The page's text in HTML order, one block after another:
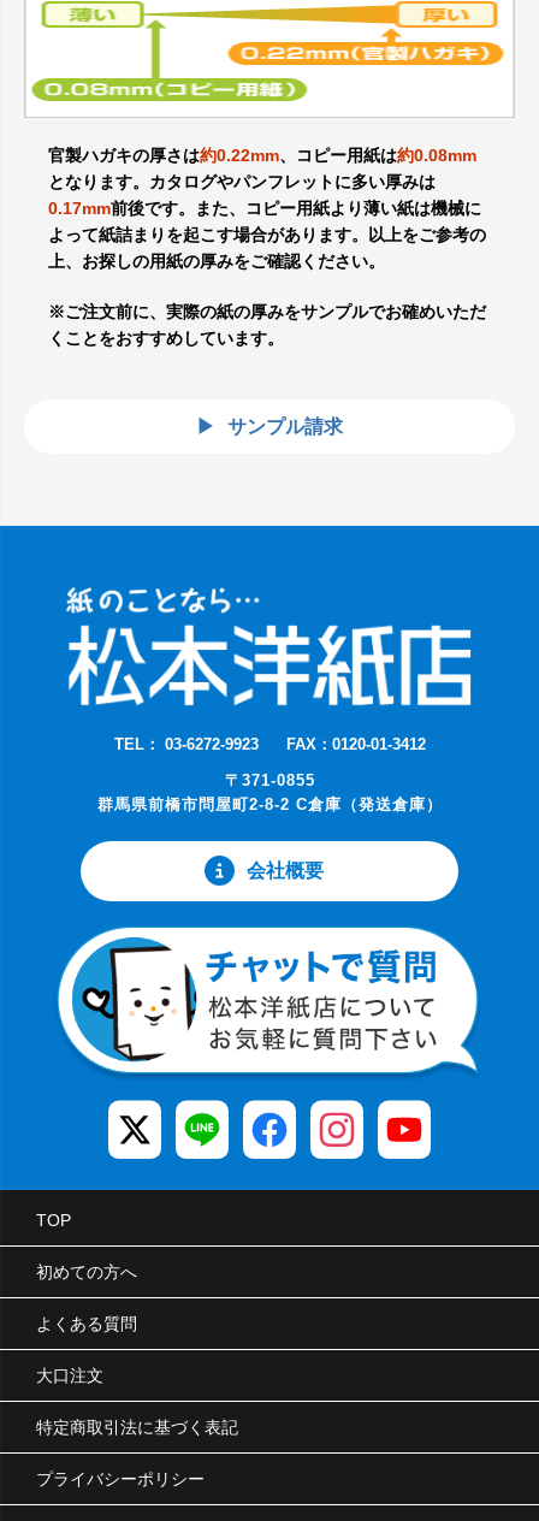
官製ハガキの厚さは約0.22mm、コピー用紙は約0.08mm
となります。カタログやパンフレットに多い厚みは
0.17mm前後です。また、コピー用紙より薄い紙は機械に
よって紙詰まりを起こす場合があります。以上をご参考の
上、お探しの用紙の厚みをご確認ください。
※ご注文前に、実際の紙の厚みをサンプルでお確めいただ
くことをおすすめしています。
サンプル請求
TEL： 03-6272-9923
FAX：0120-01-3412
〒371-0855
群馬県前橋市問屋町2-8-2 C倉庫（発送倉庫）
会社概要
TOP
初めての方へ
よくある質問
大口注文
特定商取引法に基づく表記
プライバシーポリシー